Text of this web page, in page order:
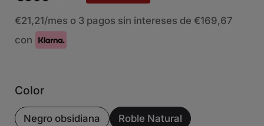
€21,21/mes o 3 pagos sin intereses de €169,67
con
Color
Negro obsidiana
Roble Natural